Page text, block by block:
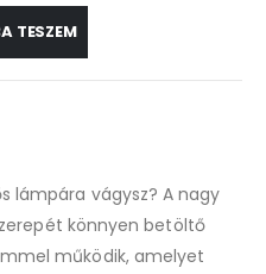
TESZEM
lámpára vágysz? A nagy
könnyen betöltő
működik, amelyet